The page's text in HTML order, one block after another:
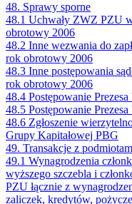
48. Sprawy sporne
48.1 Uchwały ZWZ PZU
obrotowy 2006
48.2 Inne wezwania do
rok obrotowy 2006
48.3 Inne postępowania
rok obrotowy 2006
48.4 Postępowanie
48.5 Postępowanie
48.6 Zgłoszenie
Grupy Kapitałowej PBG
49. Transakcje z
49.1 Wynagrodzenia
wyższego szczebla i
PZU łącznie z
zaliczek, kredytów,